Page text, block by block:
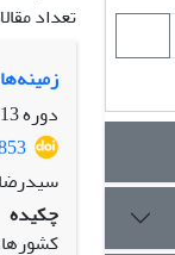
تعداد
زمینه‌ها و
دوره 13، 4(دومین ویژه نامه یزد)، زمستان 1398، صفحه
سیدرضا
چکیده